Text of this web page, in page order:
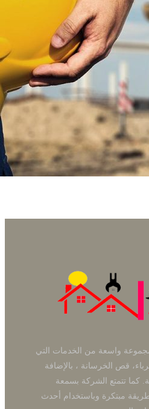
واسعة من الخدمات التي
قص الخرسانة ، بالإضافة
كما تتمتع الشركة بسمعة
مبتكرة وباستخدام أحدث